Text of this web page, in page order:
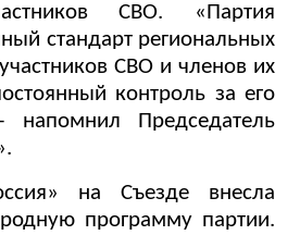
СВО. «Партия
стандарт региональных
СВО и членов их
контроль за его
напомнил Председатель
на Съезде внесла
программу партии.